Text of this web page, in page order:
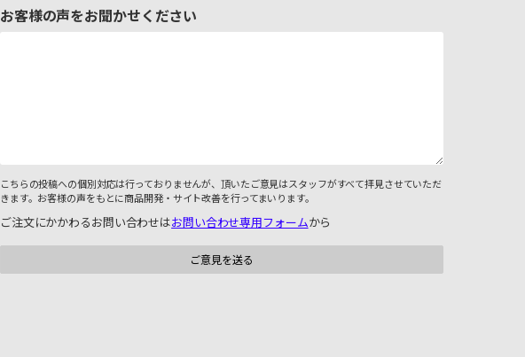
お客様の声をお聞かせください
こちらの投稿への個別対応は行っておりませんが、頂いたご意見はスタッフがすべて拝見させていただ
きます。お客様の声をもとに商品開発・サイト改善を行ってまいります。
ご注文にかかわるお問い合わせはお問い合わせ専用フォームから